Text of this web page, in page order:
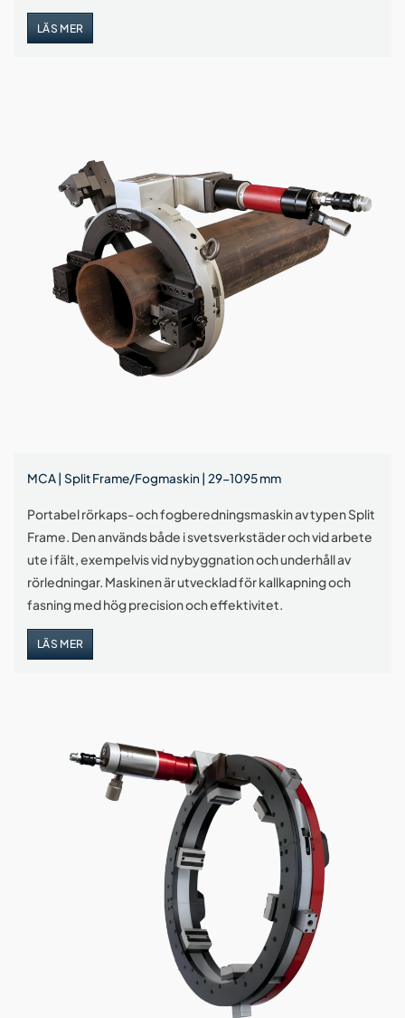
LÄS MER
MCA | Split Frame/Fogmaskin | 29-1095 mm
Portabel rörkaps- och fogberedningsmaskin av typen Split
Frame. Den används både i svetsverkstäder och vid arbete
ute i fält, exempelvis vid nybyggnation och underhåll av
rörledningar. Maskinen är utvecklad för kallkapning och
fasning med hög precision och effektivitet.
LÄS MER